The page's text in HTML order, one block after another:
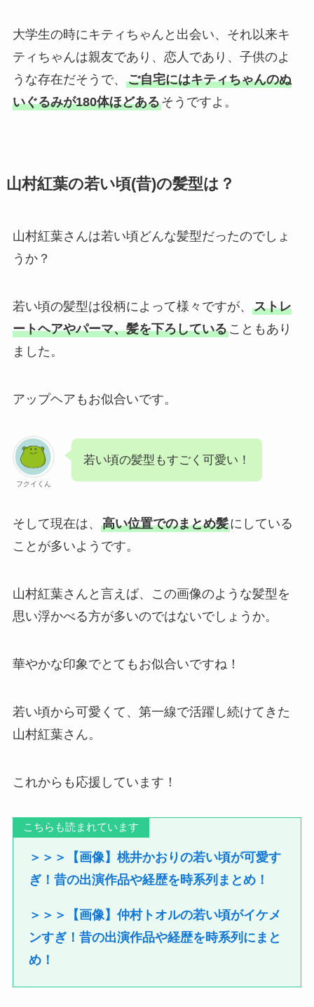
大学生の時にキティちゃんと出会い、それ以来キ
ティちゃんは親友であり、恋人であり、子供のよ
うな存在だそうで、 ご自宅にはキティちゃんのぬ
いぐるみが180体ほどあるそうですよ。
山村紅葉の若い頃(昔)の髪型は？
山村紅葉さんは若い頃どんな髪型だったのでしょ
うか？
若い頃の髪型は役柄によって様々ですが、 ストレ
ートヘアやパーマ、髪を下ろしていることもあり
ました。
アップヘアもお似合いです。
フクイくん
若い頃の髪型もすごく可愛い！
そして現在は、 高い位置でのまとめ髪にしている
ことが多いようです。
山村紅葉さんと言えば、この画像のような髪型を
思い浮かべる方が多いのではないでしょうか。
華やかな印象でとてもお似合いですね！
若い頃から可愛くて、第一線で活躍し続けてきた
山村紅葉さん。
これからも応援しています！
こちらも読まれています
＞＞＞【画像】桃井かおりの若い頃が可愛す
ぎ！昔の出演作品や経歴を時系列まとめ！
＞＞＞【画像】仲村トオルの若い頃がイケメ
ンすぎ！昔の出演作品や経歴を時系列にまと
め！